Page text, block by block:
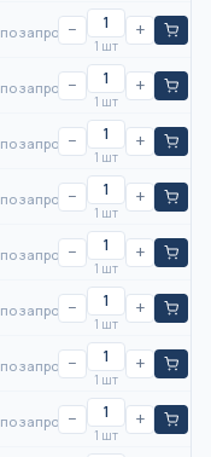
по запросу−
1 шт
+
по запросу−
1 шт
+
по запросу−
1 шт
+
по запросу−
1 шт
+
по запросу−
1 шт
+
по запросу−
1 шт
+
по запросу−
1 шт
+
по запросу−
1 шт
+